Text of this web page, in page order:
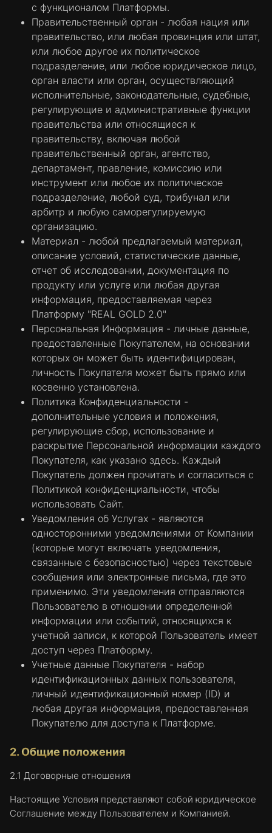
с функционалом Платформы.
Правительственный орган - любая нация или
правительство, или любая провинция или штат,
или любое другое их политическое
подразделение, или любое юридическое лицо,
орган власти или орган, осуществляющий
исполнительные, законодательные, судебные,
регулирующие и административные функции
правительства или относящиеся к
правительству, включая любой
правительственный орган, агентство,
департамент, правление, комиссию или
инструмент или любое их политическое
подразделение, любой суд, трибунал или
арбитр и любую саморегулируемую
организацию.
Материал - любой предлагаемый материал,
описание условий, статистические данные,
отчет об исследовании, документация по
продукту или услуге или любая другая
информация, предоставляемая через
Платформу "REAL GOLD 2.0"
Персональная Информация - личные данные,
предоставленные Покупателем, на основании
которых он может быть идентифицирован,
личность Покупателя может быть прямо или
косвенно установлена.
Политика Конфиденциальности -
дополнительные условия и положения,
регулирующие сбор, использование и
раскрытие Персональной информации каждого
Покупателя, как указано здесь. Каждый
Покупатель должен прочитать и согласиться с
Политикой конфиденциальности, чтобы
использовать Сайт.
Уведомления об Услугах - являются
односторонними уведомлениями от Компании
(которые могут включать уведомления,
связанные с безопасностью) через текстовые
сообщения или электронные письма, где это
применимо. Эти уведомления отправляются
Пользователю в отношении определенной
информации или событий, относящихся к
учетной записи, к которой Пользователь имеет
доступ через Платформу.
Учетные данные Покупателя - набор
идентификационных данных пользователя,
личный идентификационный номер (ID) и
любая другая информация, предоставленная
Покупателю для доступа к Платформе.
2. Общие положения
2.1 Договорные отношения
Настоящие Условия представляют собой юридическое
Соглашение между Пользователем и Компанией.